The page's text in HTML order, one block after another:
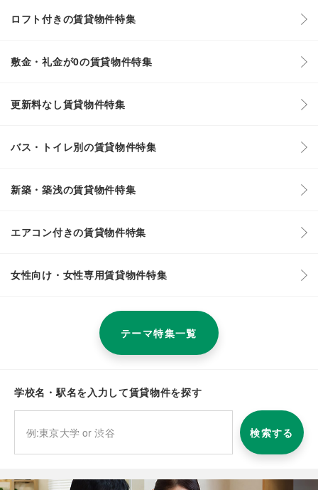
ロフト付きの賃貸物件特集
敷金・礼金が0の賃貸物件特集
更新料なし賃貸物件特集
バス・トイレ別の賃貸物件特集
新築・築浅の賃貸物件特集
エアコン付きの賃貸物件特集
女性向け・女性専用賃貸物件特集
テーマ特集一覧
学校名・駅名を入力して賃貸物件を探す
検索する